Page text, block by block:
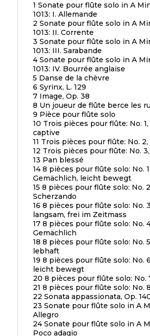
1 Sonate pour flûte solo in A
1013: I. Allemande
2 Sonate pour flûte solo in A
1013: II. Corrente
3 Sonate pour flûte solo in A
1013: III. Sarabande
4 Sonate pour flûte solo in A
1013: IV. Bourrée anglaise
5 Danse de la chèvre
6 Syrinx, L. 129
7 Image, Op. 38
8 Un joueur de flûte berce les
9 Pièce pour flûte solo
10 Trois pièces pour flûte: No.
captive
11 Trois pièces pour flûte: No. 2,
12 Trois pièces pour flûte: No.
13 Pan blessé
14 8 pièces pour flûte solo: No. 1,
Gemächlich, leicht bewegt
15 8 pièces pour flûte solo: No.
Scherzando
16 8 pièces pour flûte solo: No.
langsam, frei im Zeitmass
17 8 pièces pour flûte solo: No.
Gemächlich
18 8 pièces pour flûte solo: No.
lebhaft
19 8 pièces pour flûte solo: No.
leicht bewegt
20 8 pièces pour flûte solo: No.
21 8 pièces pour flûte solo: No.
22 Sonata appassionata, Op.
23 Sonate pour flûte solo in A
Allegro
24 Sonate pour flûte solo in A
Poco adagio